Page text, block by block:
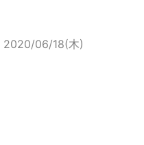
2020/06/18(木)